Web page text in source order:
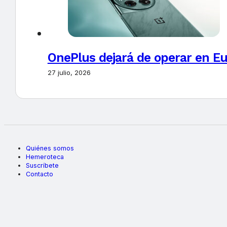
OnePlus dejará de operar en
27 julio, 2026
Quiénes somos
Hemeroteca
Suscríbete
Contacto